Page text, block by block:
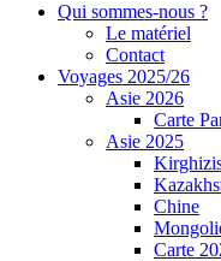
Qui sommes-nous ?
Le matériel
Contact
Voyages 2025/26
Asie 2026
Carte
Asie 2025
Chine
Carte